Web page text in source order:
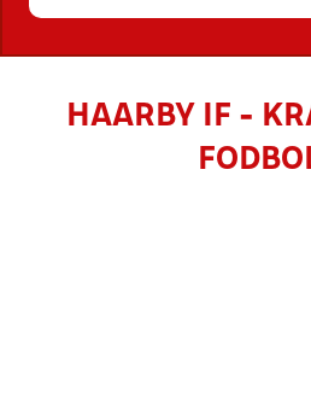
HAARBY IF -